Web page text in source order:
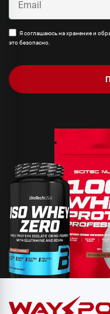
Я соглашаюсь на хранение и
это безопасно.